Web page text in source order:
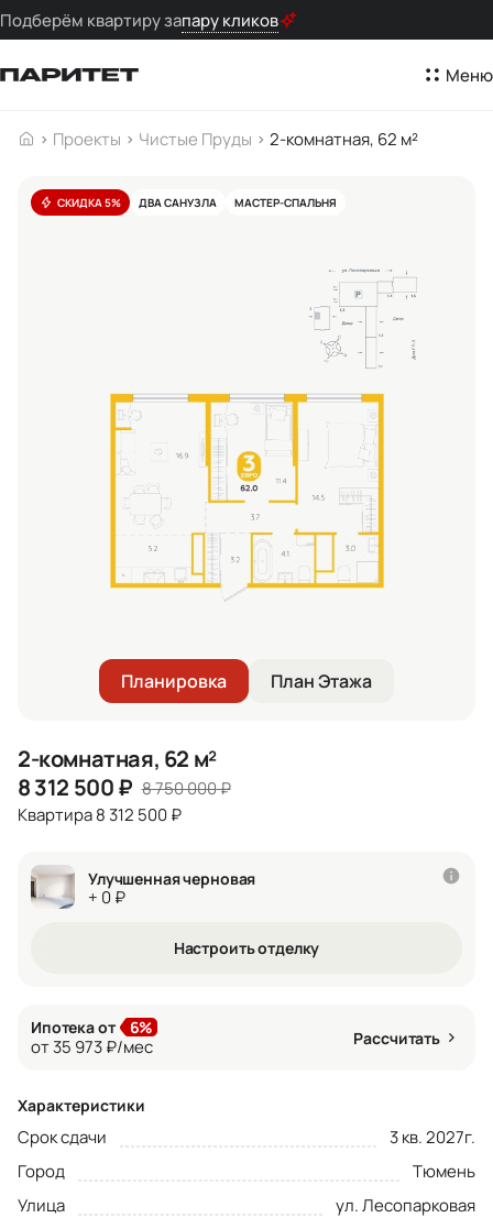
Подберём квартиру запару кликов
Меню
Проекты Чистые Пруды 2-комнатная, 62 м²
СКИДКА 5% ДВА САНУЗЛА МАСТЕР-СПАЛЬНЯ
Планировка План Этажа
2-комнатная, 62 м²
8 312 500₽ 8 750 000₽
Квартира 8 312 500 ₽
Улучшенная черновая
+ 0 ₽
Настроить отделку
Ипотека от 6%
от 35 973 ₽/мес Рассчитать
Характеристики
Срок сдачи
3 кв. 2027г.
Город
Тюмень
Улица
ул. Лесопарковая